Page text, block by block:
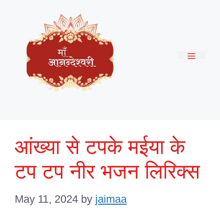
content
आंख्या से टपके मईया के
टप टप नीर भजन लिरिक्स
May 11, 2024 by jaimaa